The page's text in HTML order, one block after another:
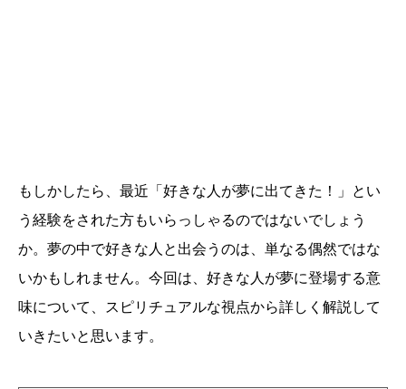
もしかしたら、最近「好きな人が夢に出てきた！」とい
う経験をされた方もいらっしゃるのではないでしょう
か。夢の中で好きな人と出会うのは、単なる偶然ではな
いかもしれません。今回は、好きな人が夢に登場する意
味について、スピリチュアルな視点から詳しく解説して
いきたいと思います。